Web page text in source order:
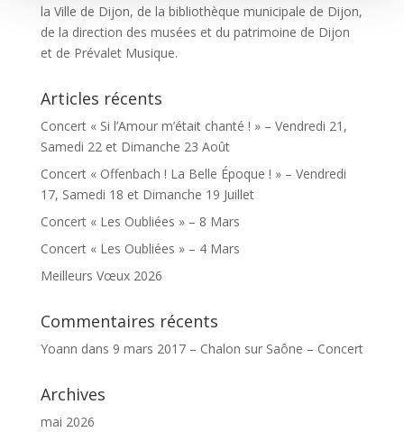
la Ville de Dijon, de la bibliothèque municipale de Dijon,
de la direction des musées et du patrimoine de Dijon
et de Prévalet Musique.
Articles récents
Concert « Si l’Amour m’était chanté ! » – Vendredi 21,
Samedi 22 et Dimanche 23 Août
Concert « Offenbach ! La Belle Époque ! » – Vendredi
17, Samedi 18 et Dimanche 19 Juillet
Concert « Les Oubliées » – 8 Mars
Concert « Les Oubliées » – 4 Mars
Meilleurs Vœux 2026
Commentaires récents
Yoann dans 9 mars 2017 – Chalon sur Saône – Concert
Archives
mai 2026